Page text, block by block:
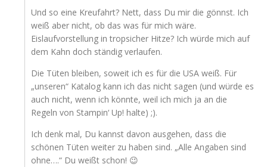
Und so eine Kreufahrt? Nett, dass Du mir die gönnst. Ich
weiß aber nicht, ob das was für mich wäre.
Eislaufvorstellung in tropsicher Hitze? Ich würde mich auf
dem Kahn doch ständig verlaufen.
Die Tüten bleiben, soweit ich es für die USA weiß. Für
„unseren“ Katalog kann ich das nicht sagen (und würde es
auch nicht, wenn ich könnte, weil ich mich ja an die
Regeln von Stampin‘ Up! halte) ;).
Ich denk mal, Du kannst davon ausgehen, dass die
schönen Tüten weiter zu haben sind. „Alle Angaben sind
ohne….“ Du weißt schon! 😉